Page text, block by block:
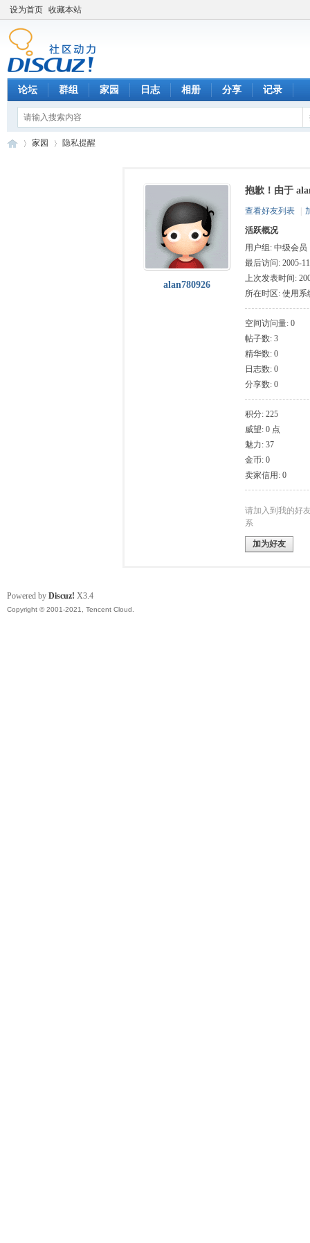
设为首页 收藏本站
论坛 群组 家园 日志 相册 分享 记录
家园 隐私提醒
alan780926
抱歉！由于
查看好友列表
活跃概况
用户组: 中级会员
最后访问: 2005-
上次发表时间:
所在时区: 使用系
空间访问量: 0
帖子数: 3
精华数: 0
日志数: 0
分享数: 0
积分: 225
威望: 0 点
魅力: 37
金币: 0
卖家信用: 0
请加入到我的好
系
加为好友
Powered by Discuz! X3.4
Copyright © 2001-2021, Tencent Cloud.